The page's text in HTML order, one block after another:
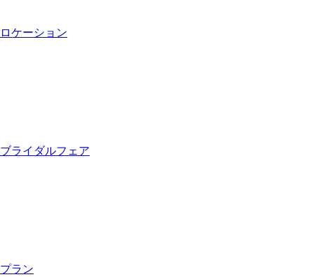
ロケーション
ブライダルフェア
プラン